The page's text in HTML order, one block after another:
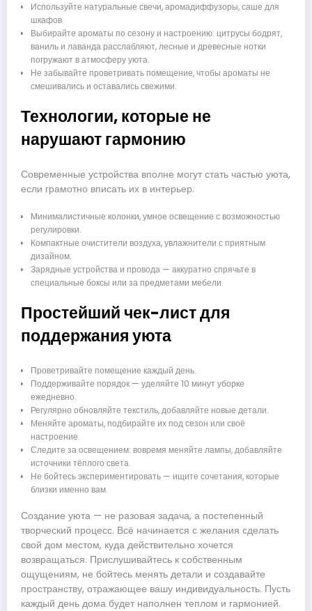
Используйте натуральные свечи, аромадиффузоры, саше для
шкафов.
Выбирайте ароматы по сезону и настроению: цитрусы бодрят,
ваниль и лаванда расслабляют, лесные и древесные нотки
погружают в атмосферу уюта.
Не забывайте проветривать помещение, чтобы ароматы не
смешивались и оставались свежими.
Технологии, которые не
нарушают гармонию
Современные устройства вполне могут стать частью уюта,
если грамотно вписать их в интерьер.
Минималистичные колонки, умное освещение с возможностью
регулировки.
Компактные очистители воздуха, увлажнители с приятным
дизайном.
Зарядные устройства и провода — аккуратно спрячьте в
специальные боксы или за предметами мебели.
Простейший чек-лист для
поддержания уюта
Проветривайте помещение каждый день.
Поддерживайте порядок — уделяйте 10 минут уборке
ежедневно.
Регулярно обновляйте текстиль, добавляйте новые детали.
Меняйте ароматы, подбирайте их под сезон или своё
настроение.
Следите за освещением: вовремя меняйте лампы, добавляйте
источники тёплого света.
Не бойтесь экспериментировать — ищите сочетания, которые
близки именно вам.
Создание уюта — не разовая задача, а постепенный
творческий процесс. Всё начинается с желания сделать
свой дом местом, куда действительно хочется
возвращаться. Прислушивайтесь к собственным
ощущениям, не бойтесь менять детали и создавайте
пространству, отражающее вашу индивидуальность. Пусть
каждый день дома будет наполнен теплом и гармонией.